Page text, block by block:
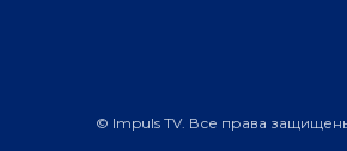
© Impuls TV. Все права